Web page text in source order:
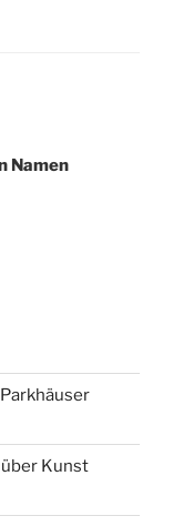
Namen
über Kunst